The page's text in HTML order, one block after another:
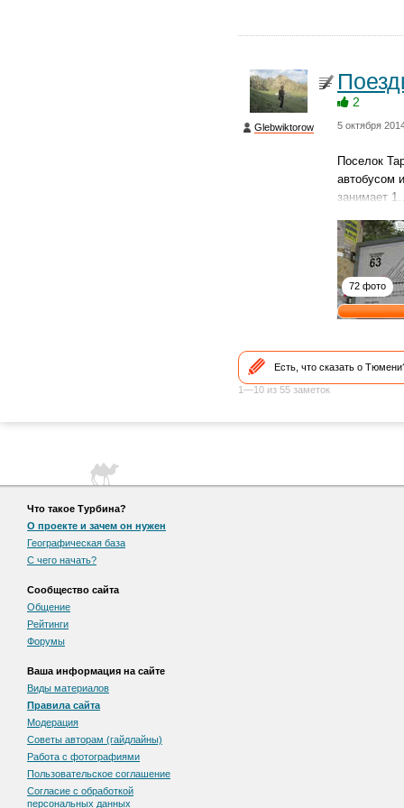
Glebwiktorow
2
5 октября
Поселок
автобусом
занимает
72 фото
Есть, что сказать о
1—10 из 55 заметок
Что такое Турбина?
О проекте и зачем он нужен
Географическая база
С чего начать?
Сообщество сайта
Общение
Рейтинги
Форумы
Ваша информация на сайте
Виды материалов
Правила сайта
Модерация
Советы авторам (гайдлайны)
Работа с фотографиями
Пользовательскоe соглашение
Согласие с обработкой
персональных данных